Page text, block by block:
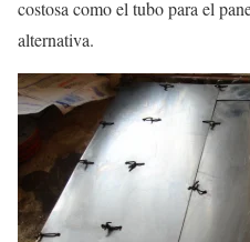
costosa como el tubo para el
alternativa.